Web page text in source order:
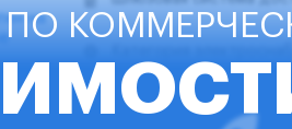
ПО
на
на
Количество